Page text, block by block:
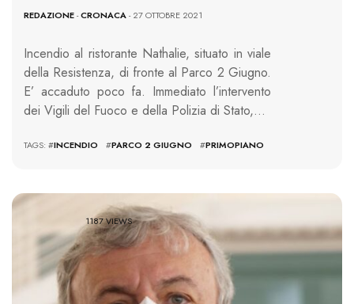
REDAZIONE-CRONACA- 27 OTTOBRE 2021
Incendio al ristorante Nathalie, situato in viale
della Resistenza, di fronte al Parco 2 Giugno.
E’ accaduto poco fa. Immediato l’intervento
dei Vigili del Fuoco e della Polizia di Stato,…
TAGS: #INCENDIO #PARCO 2 GIUGNO #PRIMOPIANO
1187 VIEWS